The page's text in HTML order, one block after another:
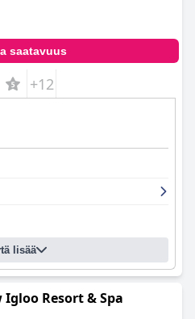
saatavuus
+12
lisää
Igloo Resort & Spa